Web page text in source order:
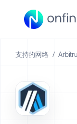
支持的网络 /